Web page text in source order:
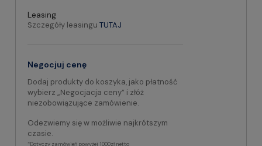
Leasing
Szczegóły leasingu TUTAJ
Negocjuj cenę
Dodaj produkty do koszyka, jako płatność
wybierz „Negocjacja ceny” i złóż
niezobowiązujące zamówienie.
Odezwiemy się w możliwie najkrótszym
czasie.
*Dotyczy zamówień powyżej 1000zł netto